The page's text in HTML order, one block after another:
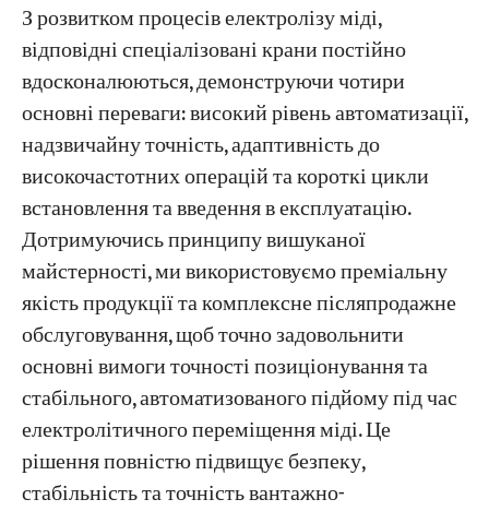
З розвитком процесів електролізу міді,
відповідні спеціалізовані крани постійно
вдосконалюються, демонструючи чотири
основні переваги: високий рівень автоматизації,
надзвичайну точність, адаптивність до
високочастотних операцій та короткі цикли
встановлення та введення в експлуатацію.
Дотримуючись принципу вишуканої
майстерності, ми використовуємо преміальну
якість продукції та комплексне післяпродажне
обслуговування, щоб точно задовольнити
основні вимоги точності позиціонування та
стабільного, автоматизованого підйому під час
електролітичного переміщення міді. Це
рішення повністю підвищує безпеку,
стабільність та точність вантажно-